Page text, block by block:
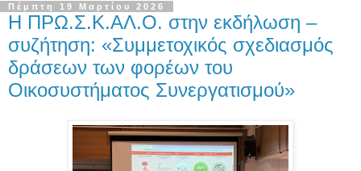
Πέμπτη 19 Μαρτίου 2026
Η ΠΡΩ.Σ.Κ.ΑΛ.Ο. στην εκδήλωση –
συζήτηση: «Συμμετοχικός σχεδιασμός
δράσεων των φορέων του
Οικοσυστήματος Συνεργατισμού»